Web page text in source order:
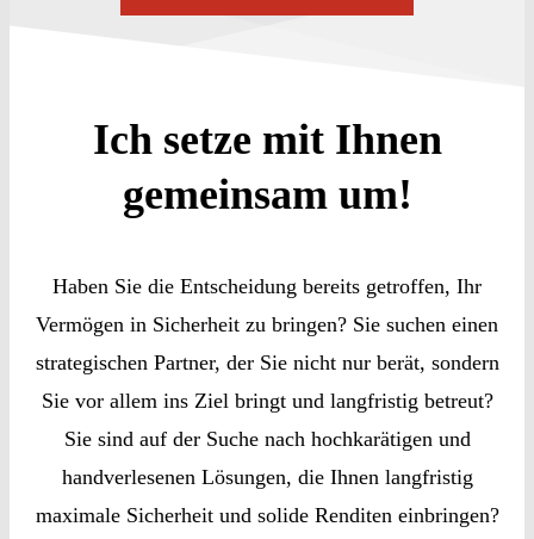
Ich setze mit Ihnen
gemeinsam um!
Haben Sie die Entscheidung bereits getroffen, Ihr
Vermögen in Sicherheit zu bringen? Sie suchen einen
strategischen Partner, der Sie nicht nur berät, sondern
Sie vor allem ins Ziel bringt und langfristig betreut?
Sie sind auf der Suche nach hochkarätigen und
handverlesenen Lösungen, die Ihnen langfristig
maximale Sicherheit und solide Renditen einbringen?